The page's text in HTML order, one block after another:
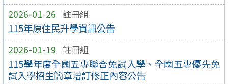
2026-01-26 註冊組
115年原住民升學資訊公告
2026-01-19 註冊組
115學年度全國五專聯合免試入學、全國五專優先免
試入學招生簡章增訂修正內容公告